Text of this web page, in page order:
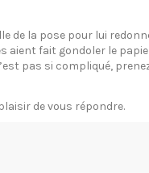
de la pose pour lui
aient fait gondoler le
pas si compliqué,
de vous répondre.